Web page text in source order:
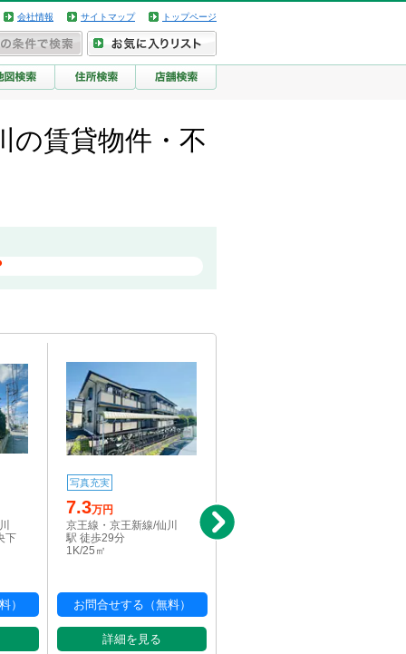
会社情報 サイトマップ トップページ
の賃貸物件・不
下
）
写真充実
7.3万円
京王線・京王新線/仙川
駅 徒歩29分
1K/25㎡
お問合せする（無料）
詳細を見る
京王井の頭線/三鷹台駅 バ